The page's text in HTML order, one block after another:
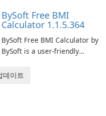
BySoft Free BMI
Calculator 1.1.5.364
BySoft Free BMI Calculator by
BySoft is a user-friendly
designed to help you
데이트